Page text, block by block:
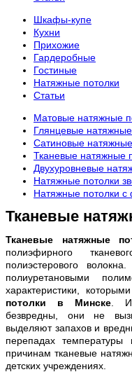
Шкафы-купе
Кухни
Прихожие
Гардеробные
Гостиные
Натяжные потолки
Статьи
Матовые натяжные
Глянцевые
Сатиновые
Тканевые натяжные
Двухуровневые
Натяжные потолки
Натяжные потолки с
Тканевые
Тканевые натяжные
полиэфирного
полиэстерового
полиуретановыми
характеристики,
потолки в Минске .
безвредны, они не
выделяют запахов и
перепадах
причинам тканевые
детских учреждениях.